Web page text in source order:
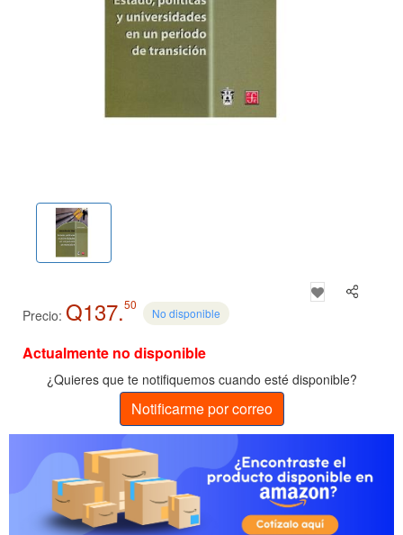
Precio: Q137.50
No disponible
Actualmente no disponible
¿Quieres que te notifiquemos cuando esté disponible?
Notificarme por correo